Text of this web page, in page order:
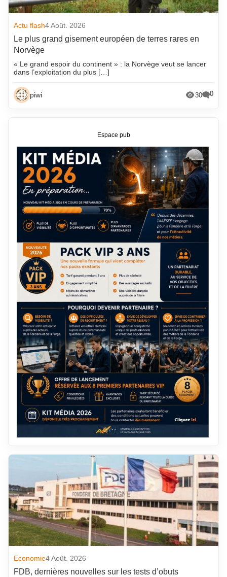
Actu flash4 Août. 2026
Le plus grand gisement européen de terres rares en
Norvège
« Le grand espoir du continent » : la Norvège veut se lancer
dans l’exploitation du plus […]
piwi 30 0
Economie4 Août. 2026
FDB, dernières nouvelles sur les tests d’obuts
Espace pub